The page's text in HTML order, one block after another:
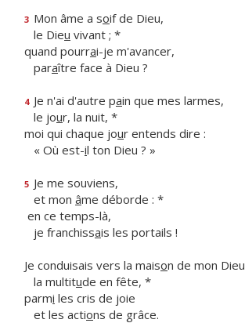
3 Mon âme a soif de Dieu,
le Dieu vivant ; *
quand pourrai-je m'avancer,
paraître face à Dieu ?
4 Je n'ai d'autre pain que mes larmes,
le jour, la nuit, *
moi qui chaque jour entends dire :
« Où est-il ton Dieu ? »
5 Je me souviens,
et mon âme déborde : *
en ce temps-là,
je franchissais les portails !
Je conduisais vers la maison de mon Dieu
la multitude en fête, *
parmi les cris de joie
et les actions de grâce.